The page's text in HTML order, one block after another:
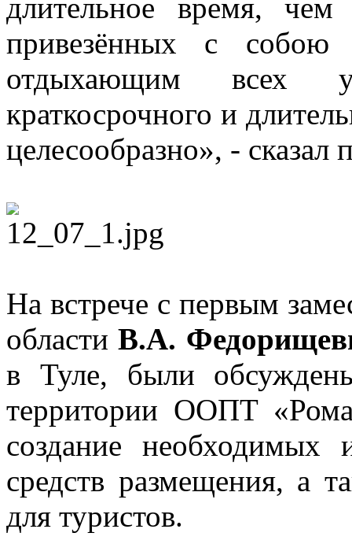
длительное время,
привезённых с собою
отдыхающим всех
краткосрочного и
целесообразно», - сказал
На встрече с первым
областиВ.А.
в Туле, были
территории ООПТ
создание необходимых
средств размещения, а
для туристов.